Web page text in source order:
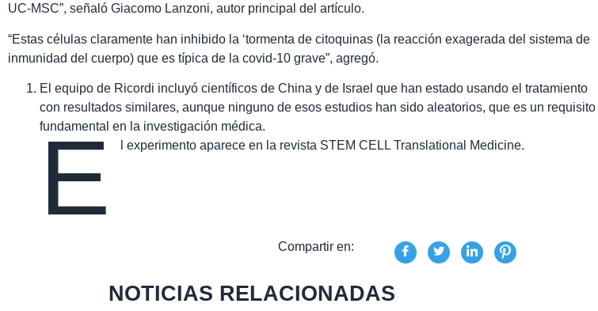
UC-MSC”, señaló Giacomo Lanzoni, autor principal del artículo.
“Estas células claramente han inhibido la ‘tormenta de citoquinas (la reacción exagerada del sistema de
inmunidad del cuerpo) que es típica de la covid-10 grave”, agregó.
El equipo de Ricordi incluyó científicos de China y de Israel que han estado usando el tratamiento
con resultados similares, aunque ninguno de esos estudios han sido aleatorios, que es un requisito
fundamental en la investigación médica.
E l experimento aparece en la revista STEM CELL Translational Medicine.
Compartir en:
NOTICIAS RELACIONADAS